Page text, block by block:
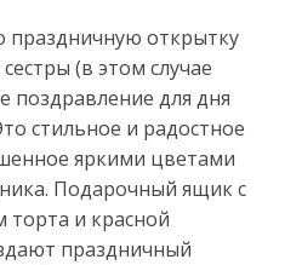
праздничную открытку
(в этом случае
поздравление для дня
стильное и радостное
яркими цветами
Подарочный ящик с
и красной
праздничный